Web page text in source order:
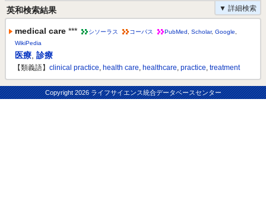
▼ 詳細検索
英和検索結果
medical care *** シソーラス コーパス PubMed Scholar, Google
WikiPedia
医療 診療
【類義語】 clinical practice, health care, healthcare, practice, treatment
Copyright2026 ライフサイエンス統合データベースセンター